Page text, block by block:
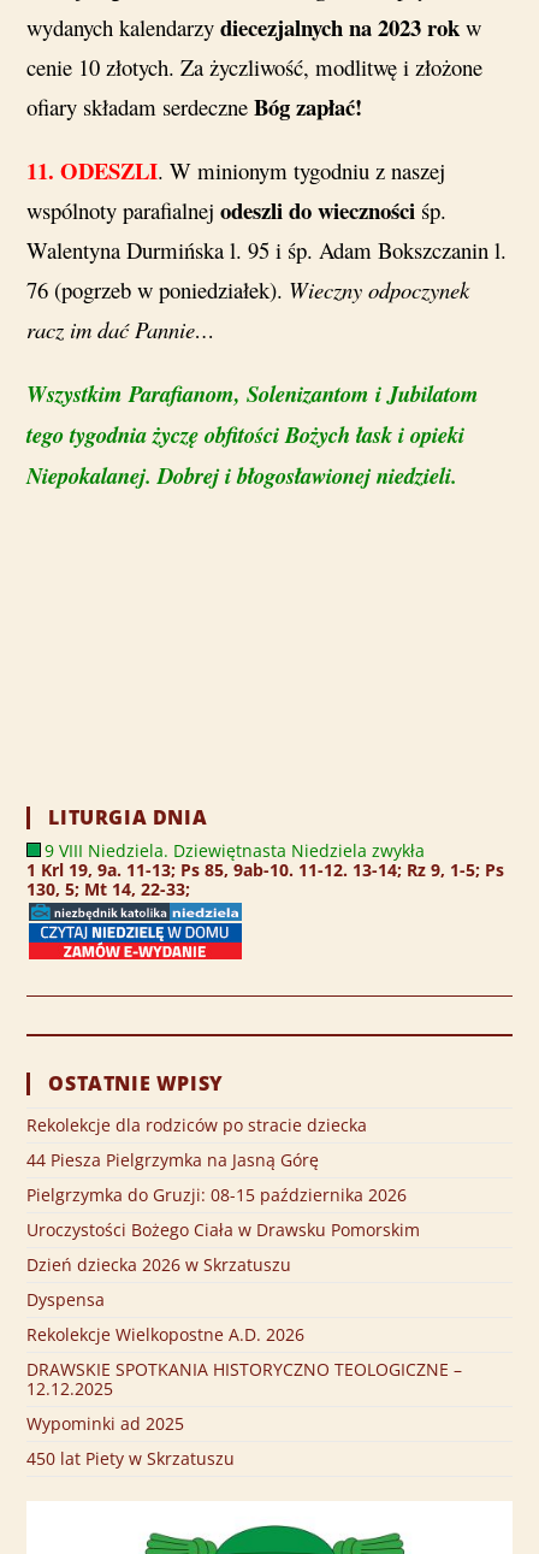
wydanych kalendarzy diecezjalnych na 2023 rok w
cenie 10 złotych. Za życzliwość, modlitwę i złożone
ofiary składam serdeczneBóg zapłać!
11. ODESZLI. W minionym tygodniu z naszej
wspólnoty parafialnejodeszli do wieczności śp.
Walentyna Durmińska l. 95 i śp. Adam Bokszczanin l.
76 (pogrzeb w poniedziałek). Wieczny odpoczynek
racz im dać Pannie…
Wszystkim Parafianom, Solenizantom i Jubilatom
tego tygodnia życzę obfitości Bożych łask i opieki
Niepokalanej. Dobrej i błogosławionej niedzieli.
LITURGIA DNIA
9 VIII Niedziela. Dziewiętnasta Niedziela zwykła
1 Krl 19, 9a. 11-13; Ps 85, 9ab-10. 11-12. 13-14; Rz 9, 1-5; Ps
130, 5; Mt 14, 22-33;
OSTATNIE WPISY
Rekolekcje dla rodziców po stracie dziecka
44 Piesza Pielgrzymka na Jasną Górę
Pielgrzymka do Gruzji: 08-15 października 2026
Uroczystości Bożego Ciała w Drawsku Pomorskim
Dzień dziecka 2026 w Skrzatuszu
Dyspensa
Rekolekcje Wielkopostne A.D. 2026
DRAWSKIE SPOTKANIA HISTORYCZNO TEOLOGICZNE –
12.12.2025
Wypominki ad 2025
450 lat Piety w Skrzatuszu